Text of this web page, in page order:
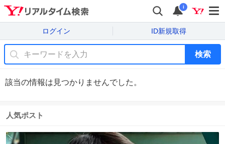
i
ログイン ID新規取得
検索
該当の情報は見つかりませんでした。
人気ポスト